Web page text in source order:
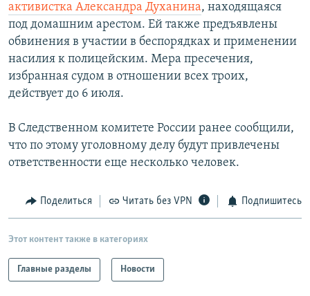
активистка Александра Духанина, находящаяся
под домашним арестом. Ей также предъявлены
обвинения в участии в беспорядках и применении
насилия к полицейским. Мера пресечения,
избранная судом в отношении всех троих,
действует до 6 июля.
В Следственном комитете России ранее сообщили,
что по этому уголовному делу будут привлечены
ответственности еще несколько человек.
Поделиться Читать без VPN Подпишитесь
Этот контент также в категориях
Главные разделы Новости